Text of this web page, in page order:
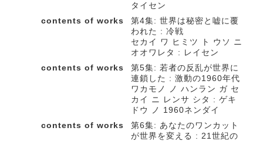
タイセン
contents of works
第4集: 世界は秘密と嘘に覆
われた : 冷戦
セカイ ワ ヒミツ ト ウソ ニ
オオワレタ : レイセン
contents of works
第5集: 若者の反乱が世界に
連鎖した : 激動の1960年代
ワカモノ ノ ハンラン ガ セ
カイ ニ レンサ シタ : ゲキ
ドウ ノ 1960ネンダイ
contents of works
第6集: あなたのワンカット
が世界を変える : 21世紀の